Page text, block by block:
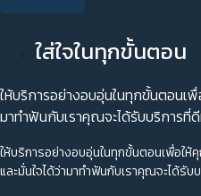
ใส่ใจในทุกขั้นตอน
ให้บริการอย่างอบอุ่นในทุกขั้นตอนเ
มาทำฟันกับเราคุณจะได้รับบริการที่
ให้บริการอย่างอบอุ่นในทุกขั้นตอนเพื่อให้
และมั่นใจได้ว่ามาทำฟันกับเราคุณจะได้รั